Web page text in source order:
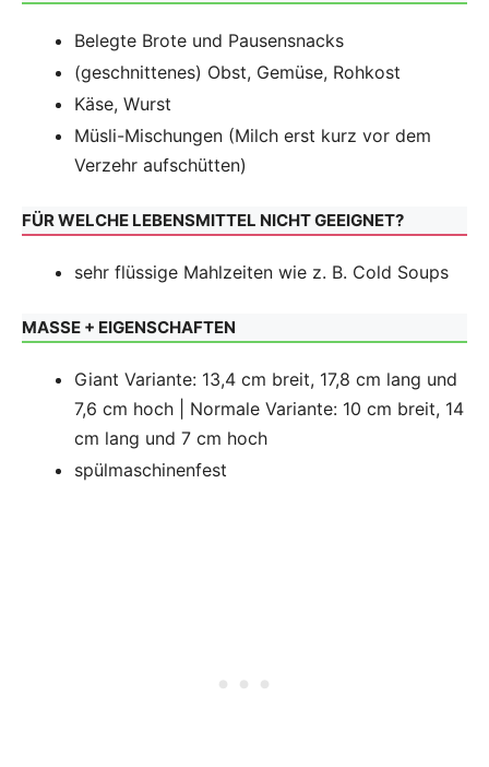
Belegte Brote und Pausensnacks
(geschnittenes) Obst, Gemüse, Rohkost
Käse, Wurst
Müsli-Mischungen (Milch erst kurz vor dem
Verzehr aufschütten)
FÜR WELCHE LEBENSMITTEL NICHT GEEIGNET?
sehr flüssige Mahlzeiten wie z. B. Cold Soups
MASSE + EIGENSCHAFTEN
Giant Variante: 13,4 cm breit, 17,8 cm lang und
7,6 cm hoch | Normale Variante: 10 cm breit, 14
cm lang und 7 cm hoch
spülmaschinenfest